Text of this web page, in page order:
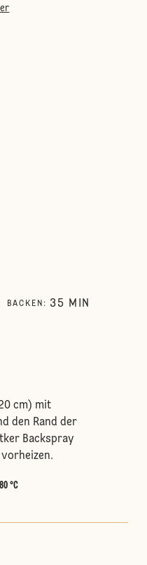
BACKEN : 35 MIN
cm) mit
den Rand der
Backspray
°C